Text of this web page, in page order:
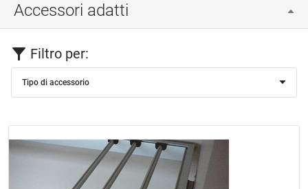
Accessori adatti
Filtro per:
Tipo di accessorio